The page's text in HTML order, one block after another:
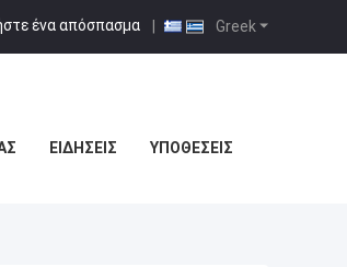
Greek
ένα απόσπασμα |
ΕΙΔΉΣΕΙΣ ΥΠΟΘΈΣΕΙΣ